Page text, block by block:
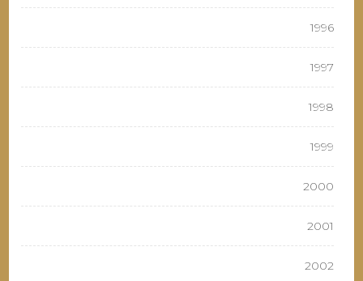
1996
1997
1998
1999
2000
2001
2002